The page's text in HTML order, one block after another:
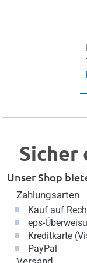
Sicher
Unser Shop
Zahlungsarten
Kauf auf
eps-
Kreditkarte
PayPal